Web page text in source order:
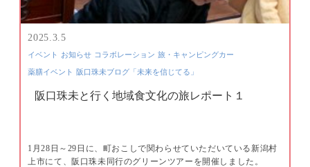
2025.3.5
イベント お知らせ コラボレーション 旅・キャンピングカー
薬膳イベント 阪口珠未ブログ「未来を信じてる」
阪口珠未と行く地域食文化の旅レポート１
1月28日～29日に、町おこしで関わらせていただいている新潟村
上市にて、阪口珠未同行のグリーンツアーを開催しました。